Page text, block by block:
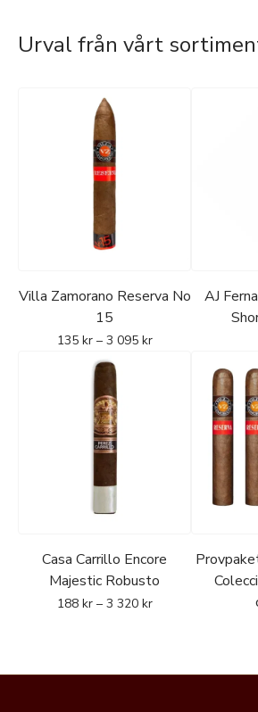
Urval från vårt
Villa Zamorano Reserva No
15
135 kr – 3 095 kr
AJ
Casa Carrillo Encore
Majestic Robusto
188 kr – 3 320 kr